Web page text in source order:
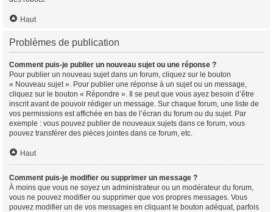
Haut
Problèmes de publication
Comment puis-je publier un nouveau sujet ou une réponse ?
Pour publier un nouveau sujet dans un forum, cliquez sur le bouton
« Nouveau sujet ». Pour publier une réponse à un sujet ou un message,
cliquez sur le bouton « Répondre ». Il se peut que vous ayez besoin d’être
inscrit avant de pouvoir rédiger un message. Sur chaque forum, une liste de
vos permissions est affichée en bas de l’écran du forum ou du sujet. Par
exemple : vous pouvez publier de nouveaux sujets dans ce forum, vous
pouvez transférer des pièces jointes dans ce forum, etc.
Haut
Comment puis-je modifier ou supprimer un message ?
À moins que vous ne soyez un administrateur ou un modérateur du forum,
vous ne pouvez modifier ou supprimer que vos propres messages. Vous
pouvez modifier un de vos messages en cliquant le bouton adéquat, parfois